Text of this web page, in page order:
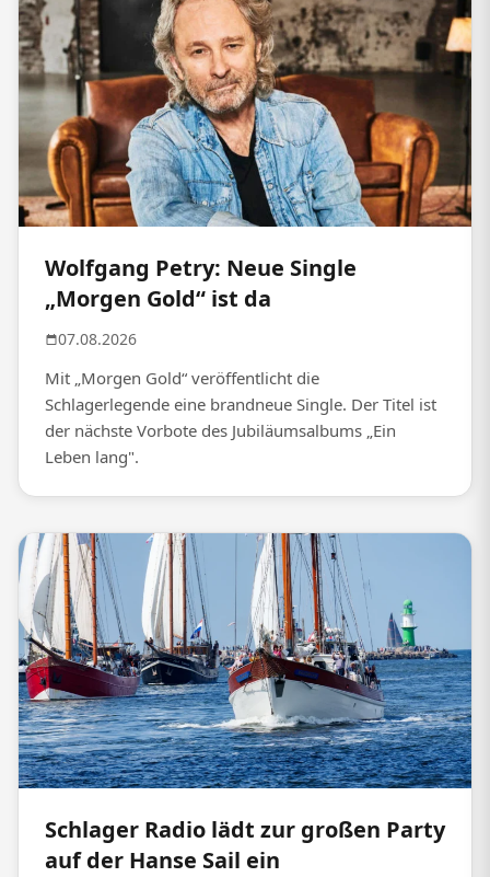
Wolfgang Petry: Neue Single
„Morgen Gold“ ist da
07.08.2026
Mit „Morgen Gold“ veröffentlicht die
Schlagerlegende eine brandneue Single. Der Titel ist
der nächste Vorbote des Jubiläumsalbums „Ein
Leben lang".
Schlager Radio lädt zur großen Party
auf der Hanse Sail ein